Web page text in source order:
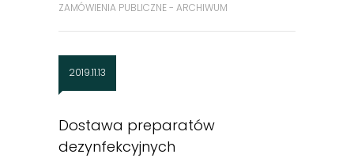
ZAMÓWIENIA PUBLICZNE - ARCHIWUM
2019.11.13
Dostawa preparatów
dezynfekcyjnych